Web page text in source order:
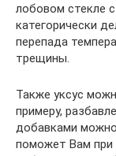
лобовом стекле
категорически
перепада
трещины.
Также уксус
примеру,
добавками
поможет Вам при